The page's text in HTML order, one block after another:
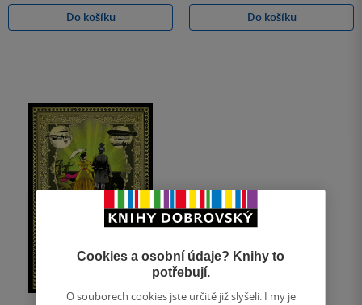
Do košíku
Do košíku
Cookies a osobní údaje? Knihy to
potřebují.
O souborech cookies jste určitě již slyšeli. I my je